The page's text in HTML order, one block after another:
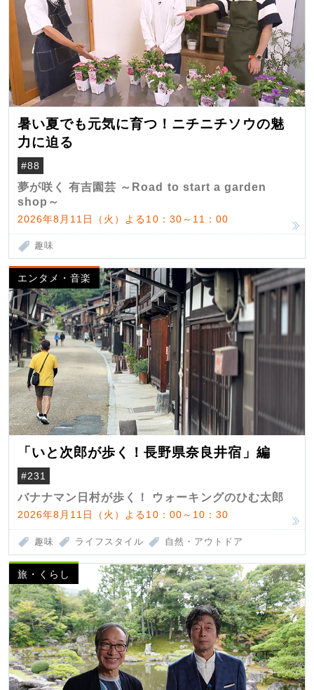
暑い夏でも元気に育つ！ニチニチソウの魅
力に迫る
#88
夢が咲く 有吉園芸 ～Road to start a garden
shop～
2026年8月11日（火）よる10：30～11：00
趣味
エンタメ・音楽
「いと次郎が歩く！長野県奈良井宿」編
#231
バナナマン日村が歩く！ ウォーキングのひむ太郎
2026年8月11日（火）よる10：00～10：30
趣味 ライフスタイル 自然・アウトドア
旅・くらし